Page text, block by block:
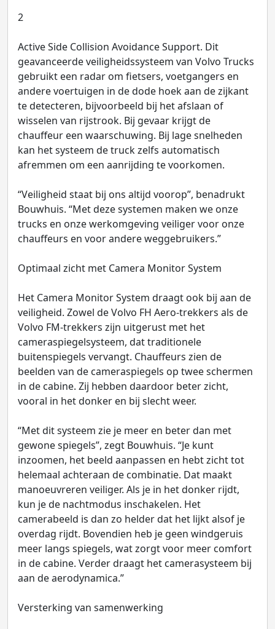
2
Active Side Collision Avoidance Support. Dit
geavanceerde veiligheidssysteem van Volvo Trucks
gebruikt een radar om fietsers, voetgangers en
andere voertuigen in de dode hoek aan de zijkant
te detecteren, bijvoorbeeld bij het afslaan of
wisselen van rijstrook. Bij gevaar krijgt de
chauffeur een waarschuwing. Bij lage snelheden
kan het systeem de truck zelfs automatisch
afremmen om een aanrijding te voorkomen.
“Veiligheid staat bij ons altijd voorop”, benadrukt
Bouwhuis. “Met deze systemen maken we onze
trucks en onze werkomgeving veiliger voor onze
chauffeurs en voor andere weggebruikers.”
Optimaal zicht met Camera Monitor System
Het Camera Monitor System draagt ook bij aan de
veiligheid. Zowel de Volvo FH Aero-trekkers als de
Volvo FM-trekkers zijn uitgerust met het
cameraspiegelsysteem, dat traditionele
buitenspiegels vervangt. Chauffeurs zien de
beelden van de cameraspiegels op twee schermen
in de cabine. Zij hebben daardoor beter zicht,
vooral in het donker en bij slecht weer.
“Met dit systeem zie je meer en beter dan met
gewone spiegels”, zegt Bouwhuis. “Je kunt
inzoomen, het beeld aanpassen en hebt zicht tot
helemaal achteraan de combinatie. Dat maakt
manoeuvreren veiliger. Als je in het donker rijdt,
kun je de nachtmodus inschakelen. Het
camerabeeld is dan zo helder dat het lijkt alsof je
overdag rijdt. Bovendien heb je geen windgeruis
meer langs spiegels, wat zorgt voor meer comfort
in de cabine. Verder draagt het camerasysteem bij
aan de aerodynamica.”
Versterking van samenwerking